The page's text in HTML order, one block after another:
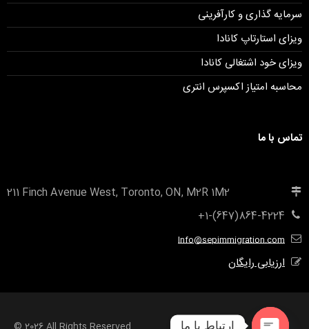
سرمایه گذاری و کارآفرینی
ویزای استارتاپ کانادا
ویزای خود اشتغالی کانادا
محاسبه امتیاز اکسپرس انتری
تماس با ما
211 Finch Avenue West, Toronto, ON, M2R 1M2
+1-(647)864-4224
Info@sepimmigration.com
ارزیابی رایگان
ارتباط با ما